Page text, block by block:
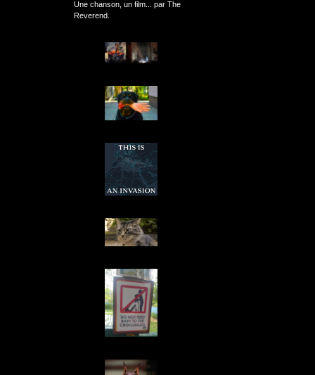
Une chanson, un film... par The
Reverend.